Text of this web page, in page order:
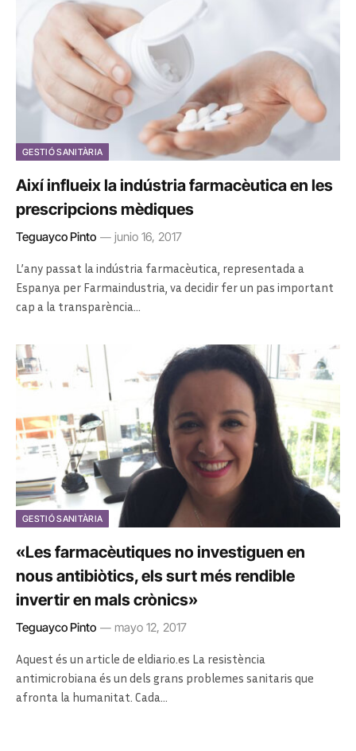
GESTIÓ SANITÀRIA
Així influeix la indústria farmacèutica en les
prescripcions mèdiques
Teguayco Pinto junio 16, 2017
L’any passat la indústria farmacèutica, representada a
Espanya per Farmaindustria, va decidir fer un pas important
cap a la transparència…
GESTIÓ SANITÀRIA
«Les farmacèutiques no investiguen en
nous antibiòtics, els surt més rendible
invertir en mals crònics»
Teguayco Pinto mayo 12, 2017
Aquest és un article de eldiario.es La resistència
antimicrobiana és un dels grans problemes sanitaris que
afronta la humanitat. Cada…